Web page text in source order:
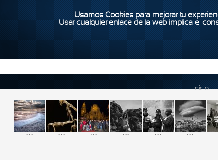
Usamos Cookies para mejorar tu
Usar cualquier enlace de la web implica el
Inicio
... ... ... ... ... ...